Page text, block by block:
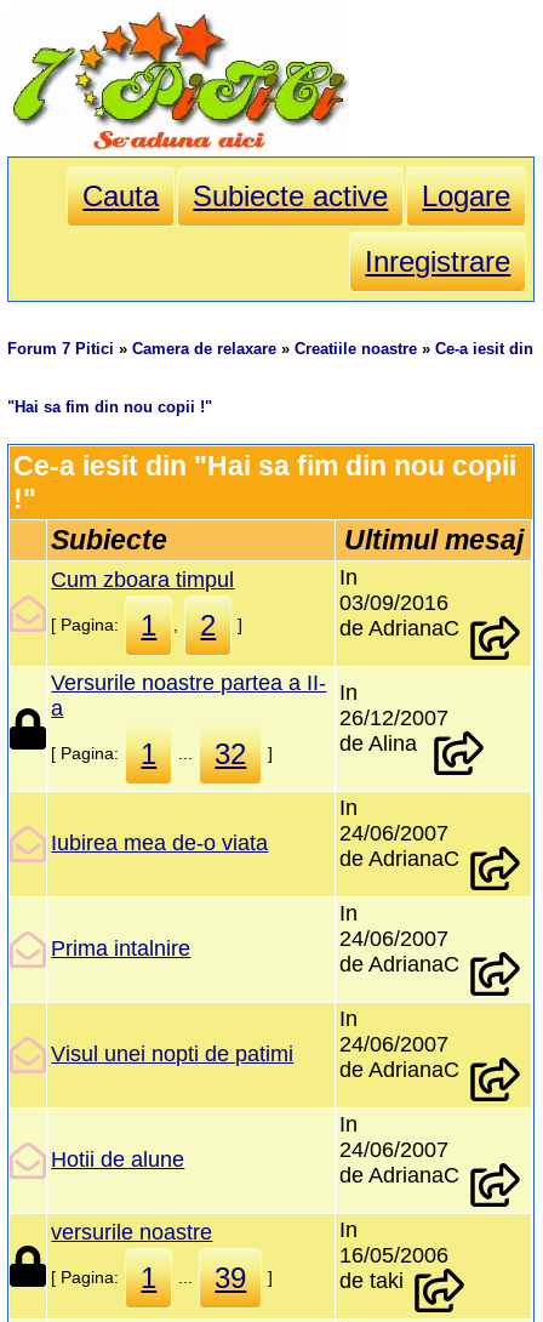
Cauta Subiecte active
Logare
Inregistrare
Forum 7 Pitici »Camera de relaxare »Creatiile noastre »Ce-a iesit din
"Hai sa fim din nou copii !"
Ce-a iesit din "Hai sa fim din nou copii
!"
Subiecte
Ultimul mesaj
Cum zboara timpul
[ Pagina: 1 2 ]
In
03/09/2016
de AdrianaC
Versurile noastre partea a II-
a
[ Pagina: 1 32 ]
In
26/12/2007
de Alina
Iubirea mea de-o viata
In
24/06/2007
de AdrianaC
Prima intalnire
In
24/06/2007
de AdrianaC
Visul unei nopti de patimi
In
24/06/2007
de AdrianaC
Hotii de alune
In
24/06/2007
de AdrianaC
versurile noastre
[ Pagina: 1 39 ]
In
16/05/2006
de taki